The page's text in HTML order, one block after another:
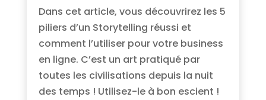
Dans cet article, vous découvrirez les 5
piliers d’un Storytelling réussi et
comment l’utiliser pour votre business
en ligne. C’est un art pratiqué par
toutes les civilisations depuis la nuit
des temps ! Utilisez-le à bon escient !